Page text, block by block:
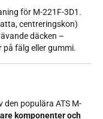
för M-221F-3D1.
centreringskon)
däcken –
fälg eller gummi.
den populära ATS M-
komponenter och